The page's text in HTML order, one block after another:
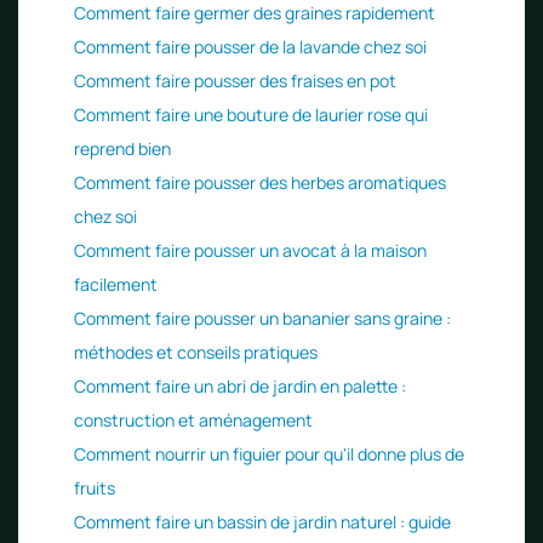
Comment faire germer des graines rapidement
Comment faire pousser de la lavande chez soi
Comment faire pousser des fraises en pot
Comment faire une bouture de laurier rose qui
reprend bien
Comment faire pousser des herbes aromatiques
chez soi
Comment faire pousser un avocat à la maison
facilement
Comment faire pousser un bananier sans graine :
méthodes et conseils pratiques
Comment faire un abri de jardin en palette :
construction et aménagement
Comment nourrir un figuier pour qu'il donne plus de
fruits
Comment faire un bassin de jardin naturel : guide